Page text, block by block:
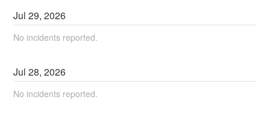
Jul29,2026
No incidents reported.
Jul28,2026
No incidents reported.